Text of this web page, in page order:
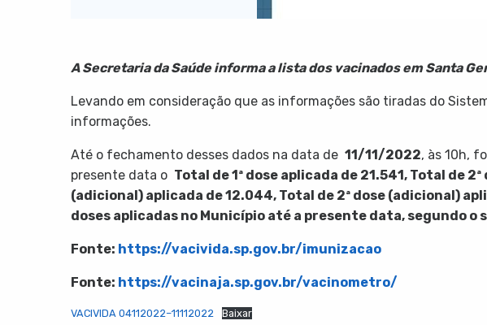
A Secretaria da Saúde informa a lista dos vacinados em Santa
Levando em consideração que as informações são tiradas do
informações.
Até o fechamento desses dados na data de 11/11/2022, às 10h,
presente data o Total de 1ª dose aplicada de 21.541 , Total de
(adicional) aplicada de 12.044, Total de 2ª dose (adicional)
doses aplicadas no Município até a presente data, segundo o
Fonte: https://vacivida.sp.gov.br/imunizacao
Fonte: https://vacinaja.sp.gov.br/vacinometro/
VACIVIDA 04112022–11112022 Baixar